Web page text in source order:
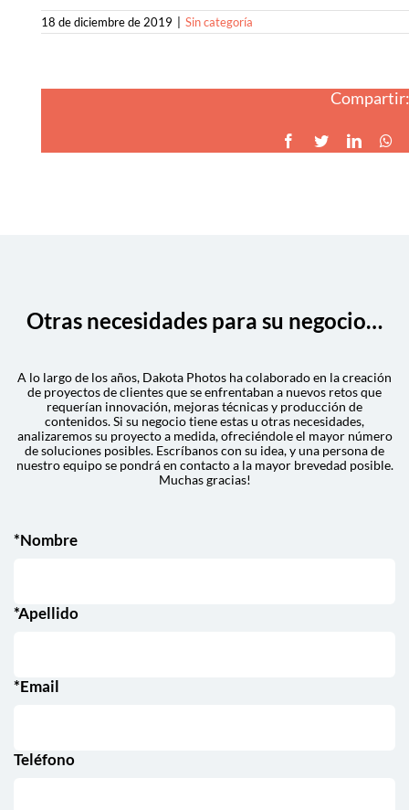
18 de diciembre de 2019 Sin categoría
Compartir:
Facebook
Twitter
Otras necesidades para su negocio…
A lo largo de los años, Dakota Photos ha colaborado en la creación
de proyectos de clientes que se enfrentaban a nuevos retos que
requerían innovación, mejoras técnicas y producción de
contenidos. Si su negocio tiene estas u otras necesidades,
analizaremos su proyecto a medida, ofreciéndole el mayor número
de soluciones posibles. Escríbanos con su idea, y una persona de
nuestro equipo se pondrá en contacto a la mayor brevedad posible.
Muchas gracias!
*Nombre
*Apellido
*Email
Teléfono